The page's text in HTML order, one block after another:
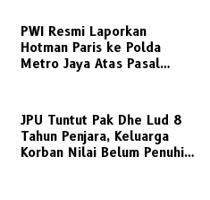
PWI Resmi Laporkan
Hotman Paris ke Polda
Metro Jaya Atas Pasal
JPU Tuntut Pak Dhe Lud 8
Tahun Penjara, Keluarga
Korban Nilai Belum Penuhi